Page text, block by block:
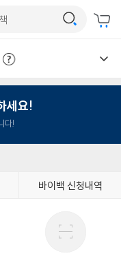
세요!
다!
바이백 신청내역